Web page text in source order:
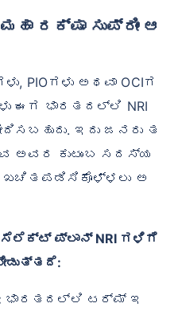
PIOಗಳು ಅಥವಾ OCIಗ
ಈಗ ಭಾರತದಲ್ಲಿ NRI
ಇದು ಜನರು ತ
ಅವರ ಕುಟುಂಬ ಸದಸ್ಯ
ಅ
ಸೆಲೆಕ್ಟ್ ಪ್ಲಾನ್ NRI ಗಳಿಗೆ
ಭಾರತದಲ್ಲಿ ಟರ್ಮ್ ಇ